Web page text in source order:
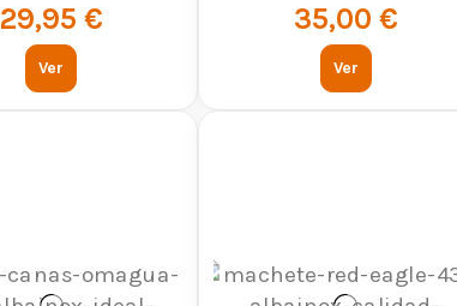
29,95 €
Ver
35,00 €
Ver